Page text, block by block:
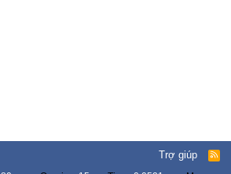
Trợ giúp
R